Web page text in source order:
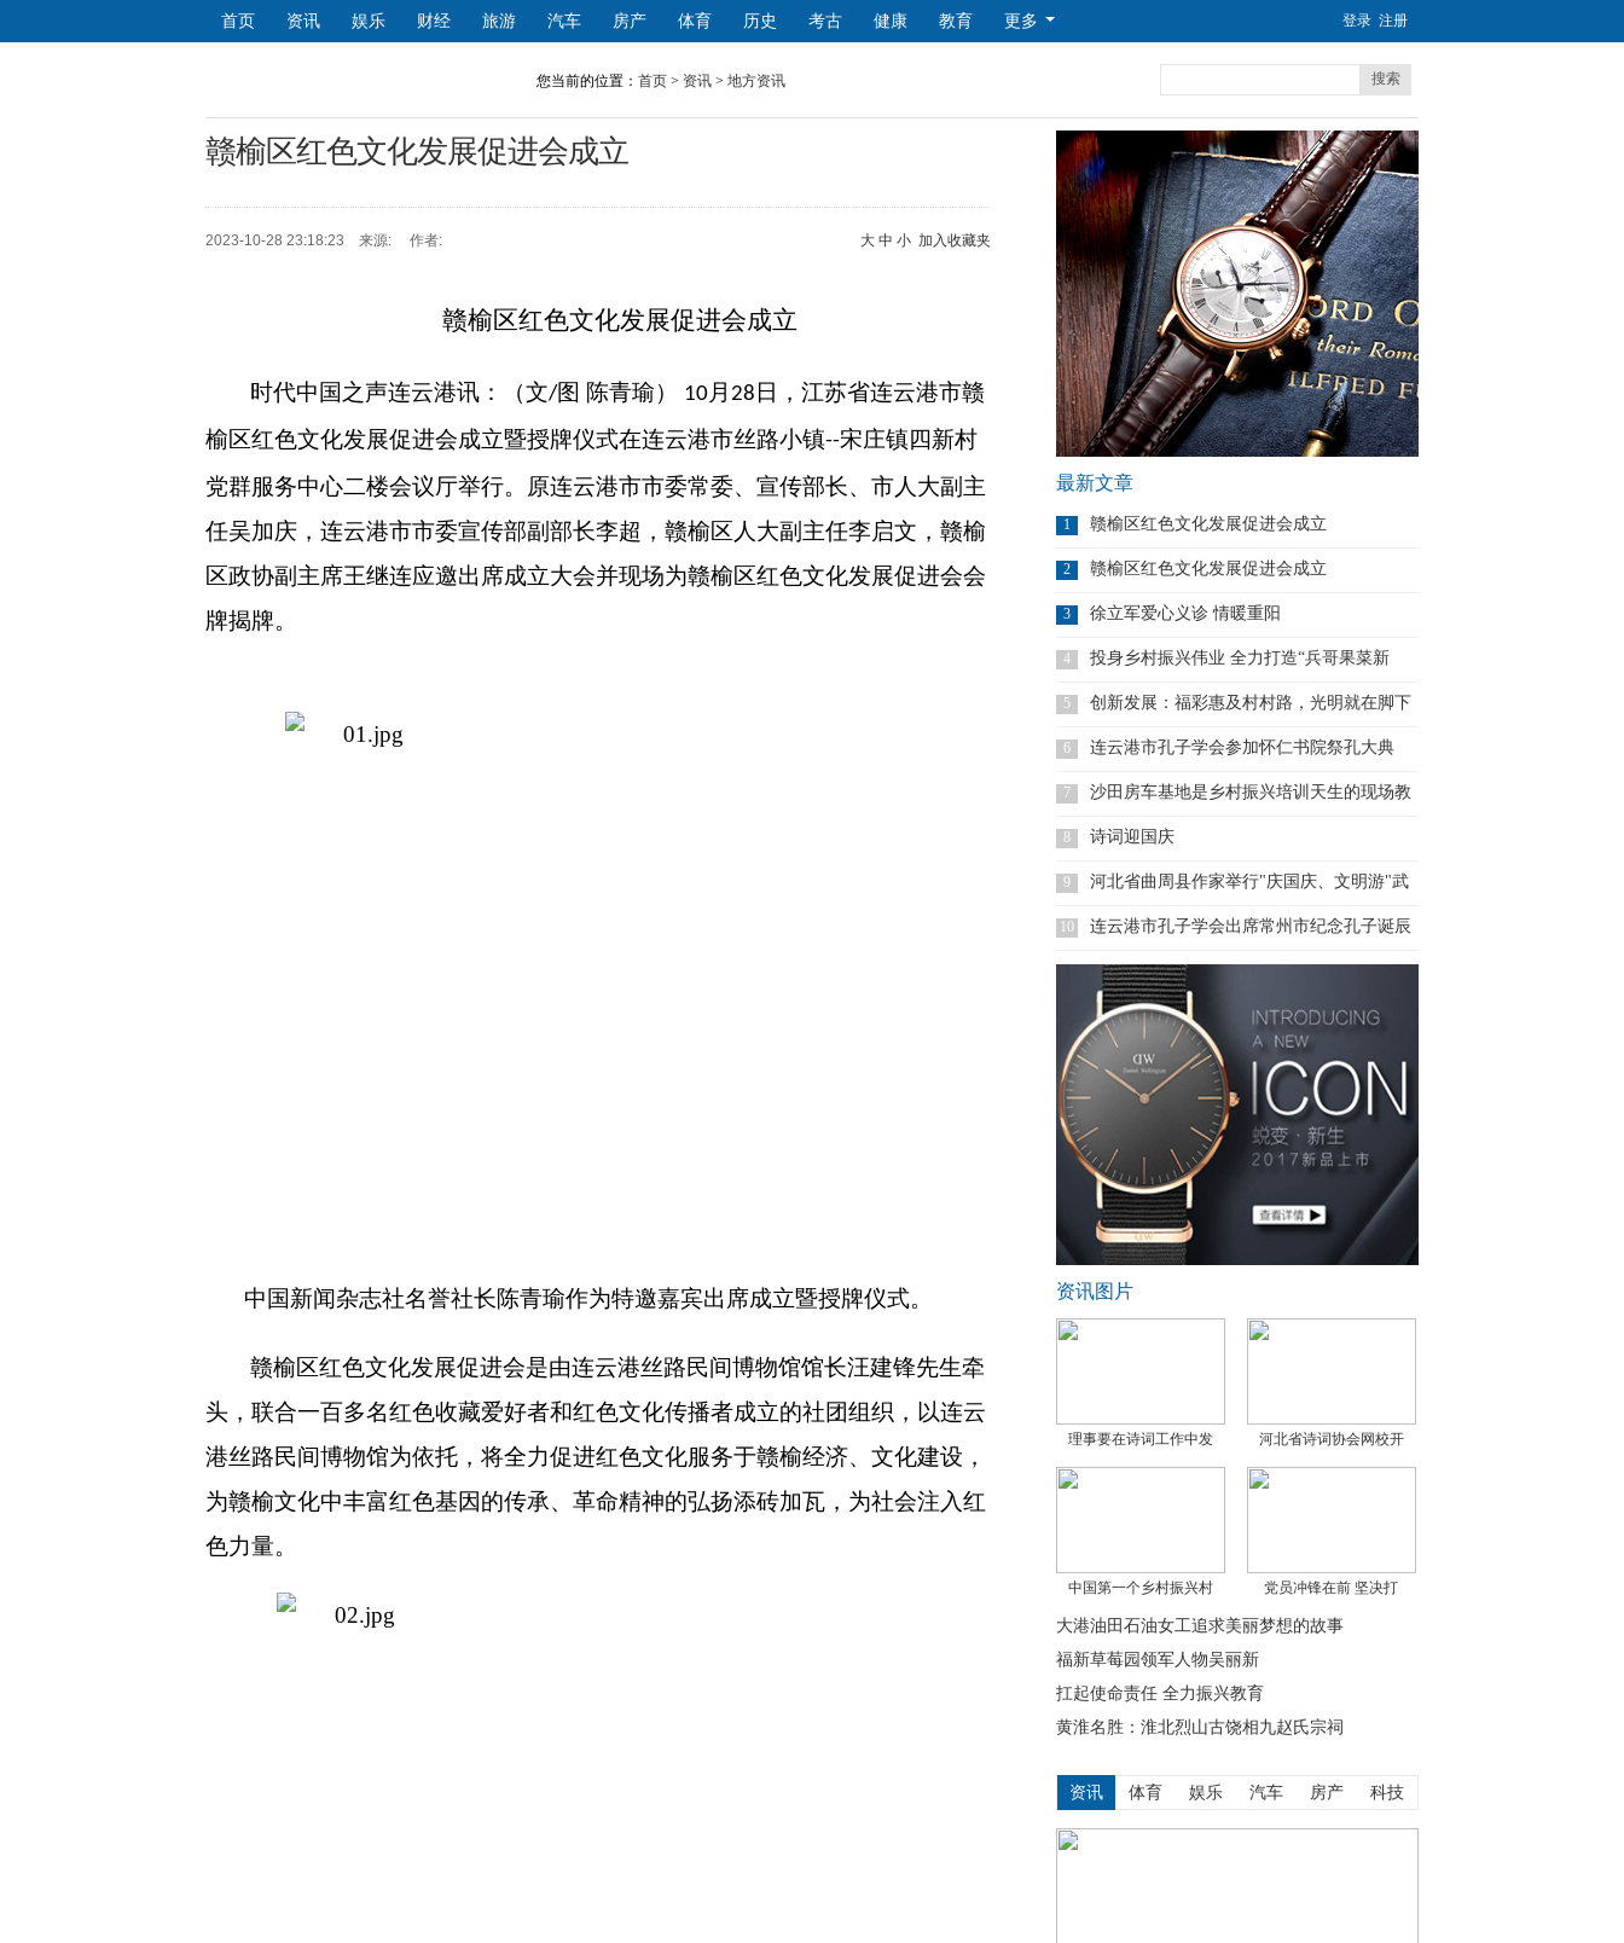
首页 资讯 娱乐 财经 旅游 汽车 房产 体育 历史 考古 健康 教育 更多 登录 注册
您当前的位置： 首页 > 资讯 > 地方资讯 搜索
赣榆区红色文化发展促进会成立
2023-10-28 23:18:23 来源: 作者: 大 中 小 加入收藏夹
赣榆区红色文化发展促进会成立
时代中国之声连云港讯：（文/图 陈青瑜） 10月 28 日，江苏省连云港市赣
榆区红色文化发展促进会成立暨授牌仪式在连云港市丝路小镇--宋庄镇四新村
党群服务中心二楼会议厅举行。原连云港市市委常委、宣传部长、市人大副主
任吴加庆，连云港市市委宣传部副部长李超，赣榆区人大副主任李启文，赣榆
区政协副主席王继连应邀出席成立大会并现场为赣榆区红色文化发展促进会会
牌揭牌。
中国新闻杂志社名誉社长陈青瑜作为特邀嘉宾出席成立暨授牌仪式。
赣榆区红色文化发展促进会是由连云港丝路民间博物馆馆长汪建锋先生牵
头，联合一百多名红色收藏爱好者和红色文化传播者成立的社团组织，以连云
港丝路民间博物馆为依托，将全力促进红色文化服务于赣榆经济、文化建设，
为赣榆文化中丰富红色基因的传承、革命精神的弘扬添砖加瓦，为社会注入红
色力量。
最新文章
1 赣榆区红色文化发展促进会成立
2 赣榆区红色文化发展促进会成立
3 徐立军爱心义诊 情暖重阳
4 投身乡村振兴伟业 全力打造“兵哥果菜新
5
创新发展：福彩惠及村村路，光明就在脚下
——记
6 连云港市孔子学会参加怀仁书院祭孔大典
7
沙田房车基地是乡村振兴培训天生的现场教
学
8 诗词迎国庆
9 河北省曲周县作家举行"庆国庆、文明游"武
10
连云港市孔子学会出席常州市纪念孔子诞辰
资讯图片
理事要在诗词工作中发 河北省诗词协会网校开
中国第一个乡村振兴村 党员冲锋在前 坚决打
大港油田石油女工追求美丽梦想的故事
福新草莓园领军人物吴丽新
扛起使命责任 全力振兴教育
黄淮名胜：淮北烈山古饶相九赵氏宗祠
资讯 体育 娱乐 汽车 房产 科技